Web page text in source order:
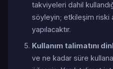
takviyeleri dahil
söyleyin; etkileşim riski
yapılacaktır.
Kullanım talimatını
ve ne kadar süre